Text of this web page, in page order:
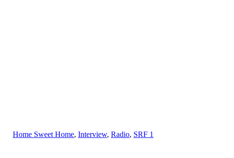
Home Sweet Home, Interview, Radio, SRF 1